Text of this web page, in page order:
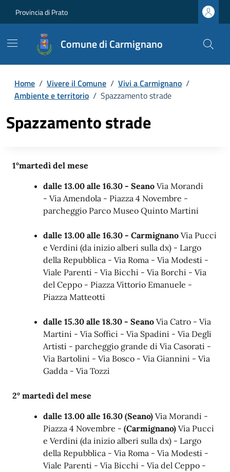
Provincia di Prato
Comune di Carmignano
Home / Vivere il Comune / Vivi a Carmignano /
Ambiente e territorio / Spazzamento strade
Spazzamento strade
1°martedì del mese
dalle 13.00 alle 16.30 - Seano Via Morandi
- Via Amendola - Piazza 4 Novembre -
parcheggio Parco Museo Quinto Martini
dalle 13.00 alle 16.30 - Carmignano Via Pucci
e Verdini (da inizio alberi sulla dx) - Largo
della Repubblica - Via Roma - Via Modesti -
Viale Parenti - Via Bicchi - Via Borchi - Via
del Ceppo - Piazza Vittorio Emanuele -
Piazza Matteotti
dalle 15.30 alle 18.30 - Seano Via Catro - Via
Martini - Via Soffici - Via Spadini - Via Degli
Artisti - parcheggio grande di Via Casorati -
Via Bartolini - Via Bosco - Via Giannini - Via
Gadda - Via Tozzi
2° martedì del mese
dalle 13.00 alle 16.30 (Seano) Via Morandi -
Piazza 4 Novembre - (Carmignano) Via Pucci
e Verdini (da inizio alberi sulla dx) - Largo
della Repubblica - Via Roma - Via Modesti -
Viale Parenti - Via Bicchi - Via del Ceppo -